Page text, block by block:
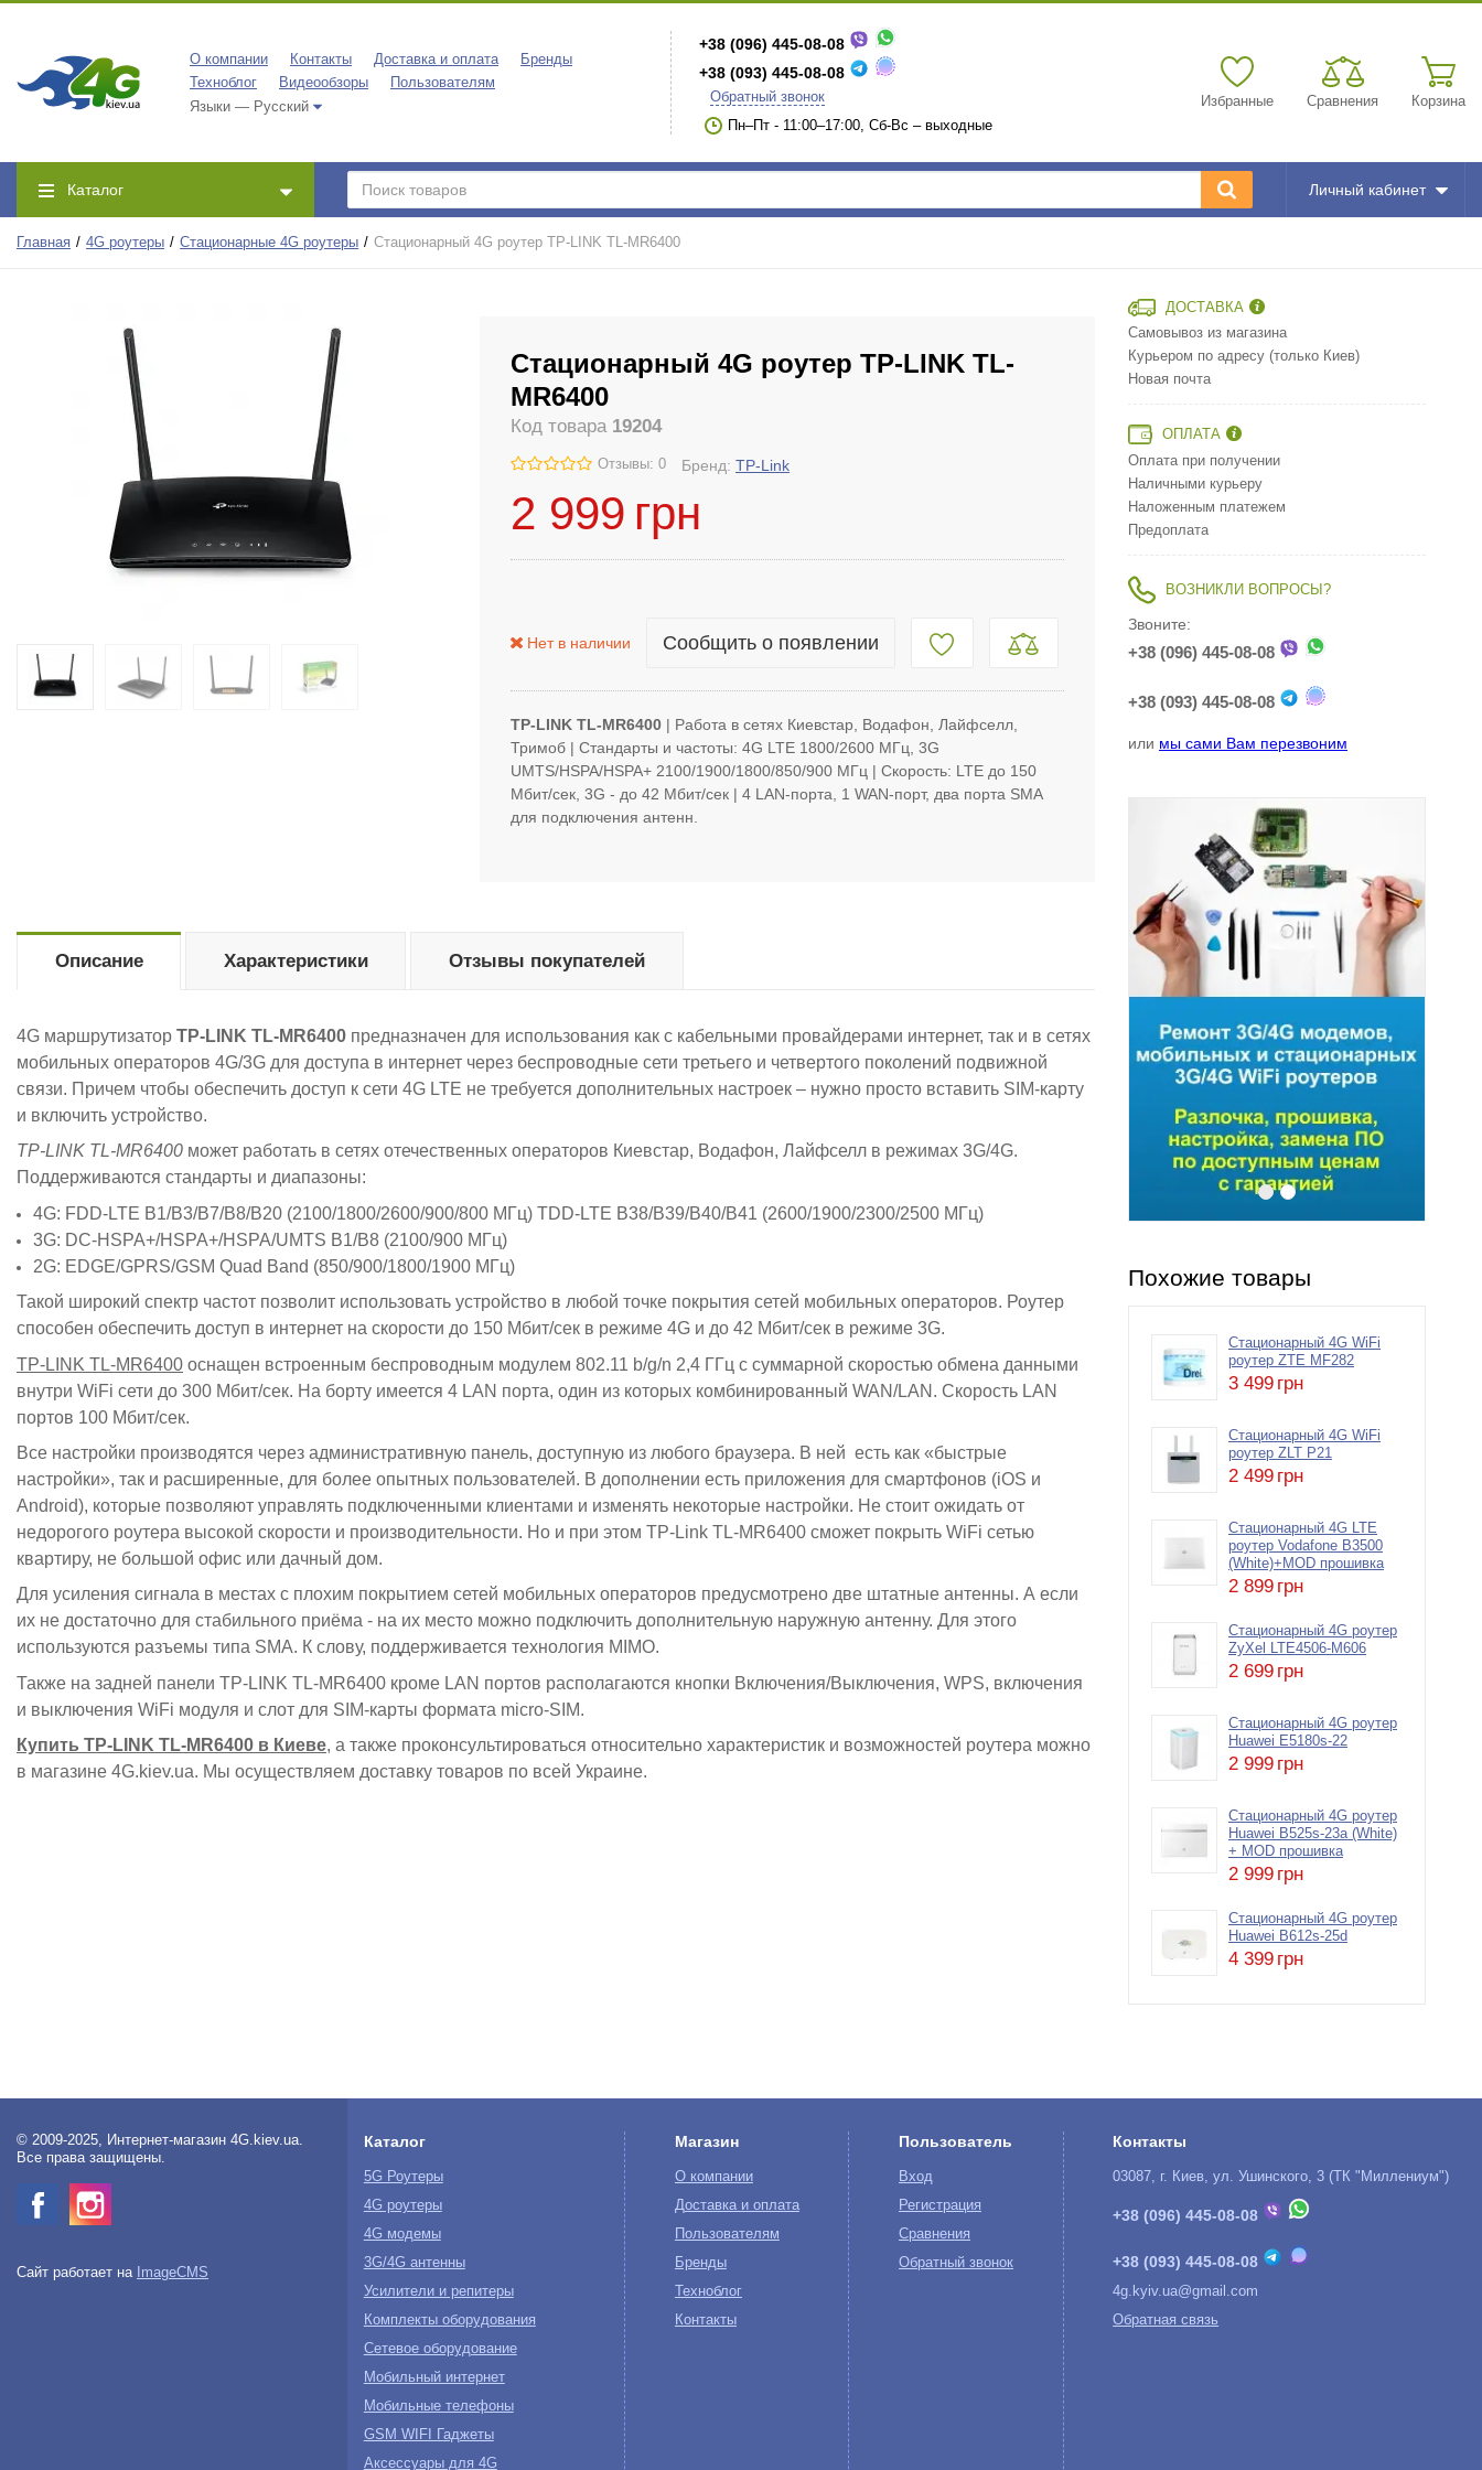
О компании Контакты Доставка и оплата
Бренды
Техноблог
Видеообзоры
Пользователям
Языки — Русский
+38 (096) 445-08-08
+38 (093) 445-08-08
Обратный звонок
Пн–Пт - 11:00–17:00, Сб-Вс – выходные
Избранные Сравнения Корзина
Каталог Личный кабинет
Главная 4G роутеры Стационарные 4G роутеры Стационарный 4G роутер TP-LINK TL-MR6400
Стационарный 4G роутер TP-LINK TL-
MR6400
Код товара 19204
Отзывы: 0 Бренд: TP-Link
2 999 грн
Нет в наличии Сообщить о появлении
TP-LINK TL-MR6400 | Работа в сетях Киевстар, Водафон, Лайфселл,
Тримоб | Стандарты и частоты: 4G LTE 1800/2600 МГц, 3G
UMTS/HSPA/HSPA+ 2100/1900/1800/850/900 МГц | Скорость: LTE до 150
Мбит/сек, 3G - до 42 Мбит/сек | 4 LAN-порта, 1 WAN-порт, два порта SMA
для подключения антенн.
Описание
4G маршрутизатор TP-LINK TL-MR6400 предназначен для использования как с кабельными провайдерами интернет, так и в сетях
мобильных операторов 4G/3G для доступа в интернет через беспроводные сети третьего и четвертого поколений подвижной
связи. Причем чтобы обеспечить доступ к сети 4G LTE не требуется дополнительных настроек – нужно просто вставить SIM-карту
и включить устройство.
TP-LINK TL-MR6400 может работать в сетях отечественных операторов Киевстар, Водафон, Лайфселл в режимах 3G/4G.
Поддерживаются стандарты и диапазоны:
4G: FDD-LTE B1/B3/B7/B8/B20 (2100/1800/2600/900/800 МГц) TDD-LTE B38/B39/B40/B41 (2600/1900/2300/2500 МГц)
3G: DC-HSPA+/HSPA+/HSPA/UMTS B1/B8 (2100/900 МГц)
2G: EDGE/GPRS/GSM Quad Band (850/900/1800/1900 МГц)
Такой широкий спектр частот позволит использовать устройство в любой точке покрытия сетей мобильных операторов. Роутер
способен обеспечить доступ в интернет на скорости до 150 Мбит/сек в режиме 4G и до 42 Мбит/сек в режиме 3G.
TP-LINK TL-MR6400 оснащен встроенным беспроводным модулем 802.11 b/g/n 2,4 ГГц с суммарной скоростью обмена данными
внутри WiFi сети до 300 Мбит/сек. На борту имеется 4 LAN порта, один из которых комбинированный WAN/LAN. Скорость LAN
портов 100 Мбит/сек.
Все настройки производятся через административную панель, доступную из любого браузера. В ней есть как «быстрые
настройки», так и расширенные, для более опытных пользователей. В дополнении есть приложения для смартфонов (iOS и
Android), которые позволяют управлять подключенными клиентами и изменять некоторые настройки. Не стоит ожидать от
недорогого роутера высокой скорости и производительности. Но и при этом TP-Link TL-MR6400 сможет покрыть WiFi сетью
квартиру, не большой офис или дачный дом.
Для усиления сигнала в местах с плохим покрытием сетей мобильных операторов предусмотрено две штатные антенны. А если
их не достаточно для стабильного приёма - на их место можно подключить дополнительную наружную антенну. Для этого
используются разъемы типа SMA. К слову, поддерживается технология MIMO.
Также на задней панели TP-LINK TL-MR6400 кроме LAN портов располагаются кнопки Включения/Выключения, WPS, включения
и выключения WiFi модуля и слот для SIM-карты формата micro-SIM.
Купить TP-LINK TL-MR6400 в Киеве, а также проконсультироваться относительно характеристик и возможностей роутера можно
в магазине 4G.kiev.ua. Мы осуществляем доставку товаров по всей Украине.
Характеристики Отзывы покупателей
ДОСТАВКА
Самовывоз из магазина
Курьером по адресу (только Киев)
Новая почта
ОПЛАТА
Оплата при получении
Наличными курьеру
Наложенным платежем
Предоплата
ВОЗНИКЛИ ВОПРОСЫ?
Звоните:
+38 (096) 445-08-08
+38 (093) 445-08-08
или мы сами Вам перезвоним
Похожие товары
Стационарный 4G WiFi
роутер ZTE MF282
3 499 грн
Стационарный 4G WiFi
роутер ZLT P21
2 499 грн
Стационарный 4G LTE
роутер Vodafone B3500
(White)+MOD прошивка
2 899 грн
Стационарный 4G роутер
ZyXel LTE4506-M606
2 699 грн
Стационарный 4G роутер
Huawei E5180s-22
2 999 грн
Стационарный 4G роутер
Huawei B525s-23a (White)
+ MOD прошивка
2 999 грн
Стационарный 4G роутер
Huawei B612s-25d
4 399 грн
© 2009-2025, Интернет-магазин 4G.kiev.ua.
Все права защищены.
Сайт работает на ImageCMS
Каталог
5G Роутеры
4G роутеры
4G модемы
3G/4G антенны
Усилители и репитеры
Комплекты оборудования
Сетевое оборудование
Мобильный интернет
Мобильные телефоны
GSM WIFI Гаджеты
Аксессуары для 4G
Магазин
О компании
Доставка и оплата
Пользователям
Бренды
Техноблог
Контакты
Пользователь
Вход
Регистрация
Сравнения
Обратный звонок
Контакты
03087, г. Киев, ул. Ушинского, 3 (ТК "Миллениум")
+38 (096) 445-08-08
+38 (093) 445-08-08
4g.kyiv.ua@gmail.com
Обратная связь